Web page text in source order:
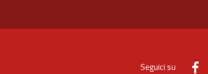
Seguici su